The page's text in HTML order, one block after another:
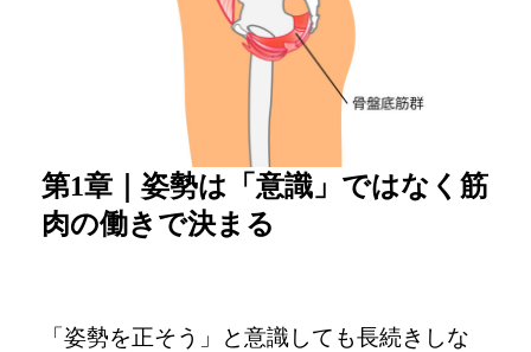
第1章｜姿勢は「意識」ではなく筋
肉の働きで決まる
「姿勢を正そう」と意識しても長続きしな